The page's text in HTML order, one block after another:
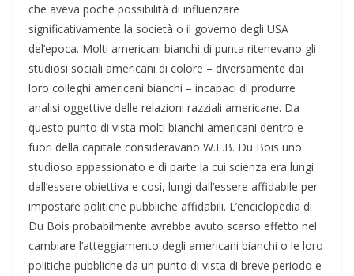
che aveva poche possibilità di influenzare
significativamente la società o il governo degli USA
del’epoca. Molti americani bianchi di punta ritenevano gli
studiosi sociali americani di colore – diversamente dai
loro colleghi americani bianchi – incapaci di produrre
analisi oggettive delle relazioni razziali americane. Da
questo punto di vista molti bianchi americani dentro e
fuori della capitale consideravano W.E.B. Du Bois uno
studioso appassionato e di parte la cui scienza era lungi
dall’essere obiettiva e così, lungi dall’essere affidabile per
impostare politiche pubbliche affidabili. L’enciclopedia di
Du Bois probabilmente avrebbe avuto scarso effetto nel
cambiare l’atteggiamento degli americani bianchi o le loro
politiche pubbliche da un punto di vista di breve periodo e